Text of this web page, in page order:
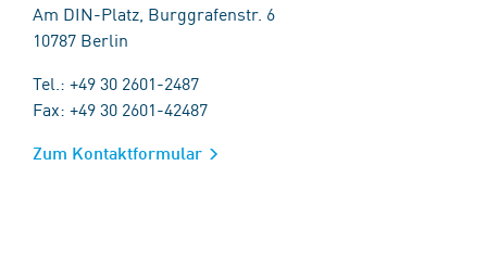
Am DIN-Platz, Burggrafenstr. 6
10787 Berlin
Tel.: +49 30 2601-2487
Fax: +49 30 2601-42487
Zum Kontaktformular